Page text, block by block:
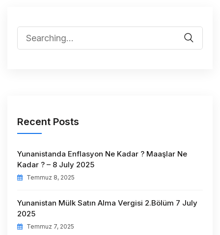
Recent Posts
Yunanistanda Enflasyon Ne Kadar ? Maaşlar Ne
Kadar ? – 8 July 2025
Temmuz 8, 2025
Yunanistan Mülk Satın Alma Vergisi 2.Bölüm 7 July
2025
Temmuz 7, 2025